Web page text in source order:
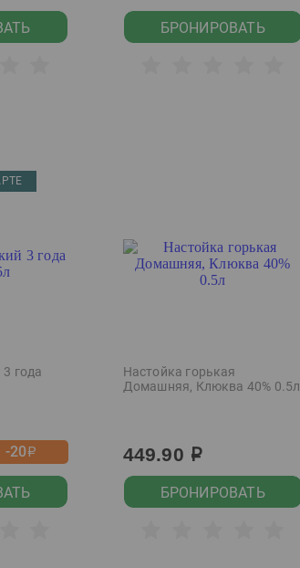
БРОНИРОВАТЬ
года
-20р
Настойка горькая
Домашняя, Клюква 40% 0.5л
449.90 р
БРОНИРОВАТЬ